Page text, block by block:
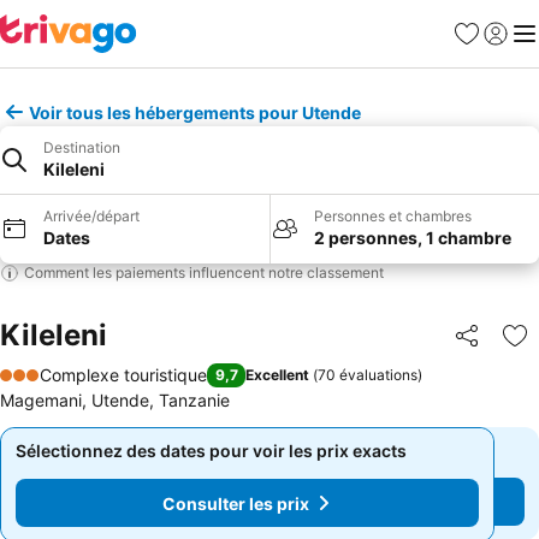
Favoris
Se
Voir tous les hébergements pour Utende
Destination
Kileleni
Arrivée/départ
Dates
Personnes et chambres
2 personnes, 1 chambre
Comment les paiements influencent notre classement
Kileleni Partager
3 Étoiles
Complexe touristique 9,7 Excellent (70 évaluations)
Magemani, Utende, Tanzanie
Sélectionnez des dates pour voir les prix exacts
Consulter les prix
Sélectionnez des dates pour voir les prix exacts
Consulter les prix